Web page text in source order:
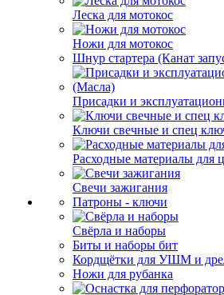
Леска для мотокос
Ножи для мотокос
Шнур стартера (Канат
Присадки и
Ключи свечные и спец
Расходные материалы для
Свечи зажигания
Патроны - ключи
Свёрла и наборы
Биты и наборы бит
Кордщётки для УШМ и
Ножи для рубанка